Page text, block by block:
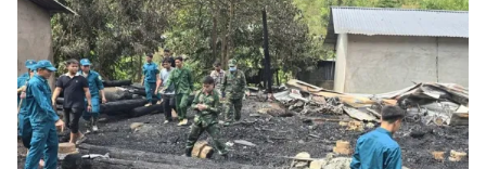
Khán giả
Giải sao mai
Sao
Du lịch
Làm đẹp
Chất lượng cuộc sống
Giáo dục
Tuyển sinh
Học trực tuyến
Công nghệ
Hitech Công nghệ tương lai
Giao lưu trực tuyến